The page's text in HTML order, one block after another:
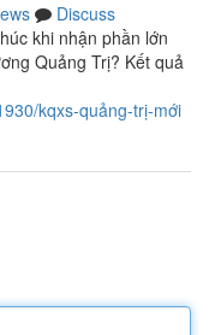
Discuss
khi nhận phần lớn
Quảng Trị? Kết quả
kqxs-quảng-trị-mới